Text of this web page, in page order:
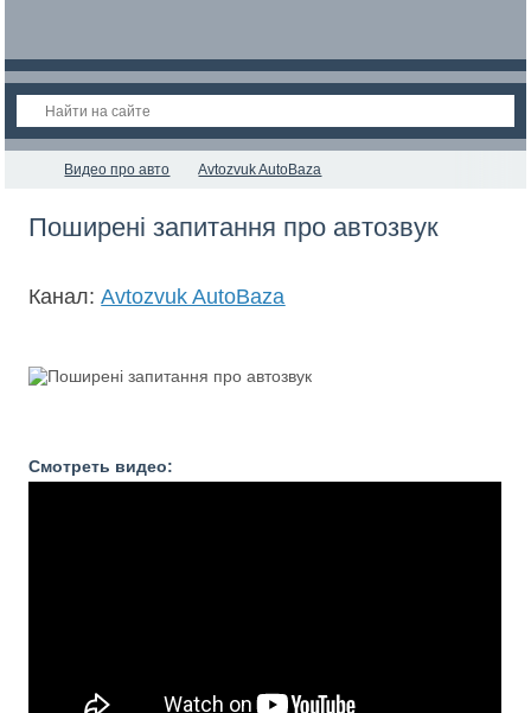
Видео про авто Avtozvuk AutoBaza
Поширені запитання про автозвук
Канал:Avtozvuk AutoBaza
Смотреть видео: